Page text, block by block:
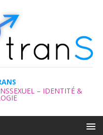
– IDENTITÉ &